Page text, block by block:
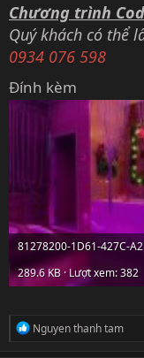
Chương trình
Quý khách có thể
0934 076 598
Đính kèm
289.6 KB · Lượt xem: 382
R
Nguyen thanh tam